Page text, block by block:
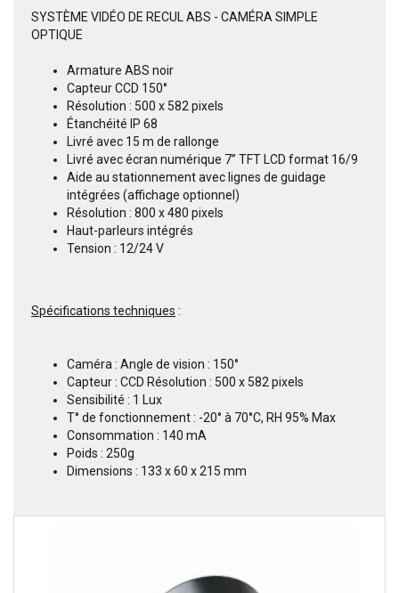
SYSTÈME VIDÉO DE RECUL ABS - CAMÉRA SIMPLE
OPTIQUE
Armature ABS noir
Capteur CCD 150°
Résolution : 500 x 582 pixels
Étanchéité IP 68
Livré avec 15 m de rallonge
Livré avec écran numérique 7’’ TFT LCD format 16/9
Aide au stationnement avec lignes de guidage
intégrées (affichage optionnel)
Résolution : 800 x 480 pixels
Haut-parleurs intégrés
Tension : 12/24 V
Spécifications techniques :
Caméra : Angle de vision : 150°
Capteur : CCD Résolution : 500 x 582 pixels
Sensibilité : 1 Lux
T° de fonctionnement : -20° à 70°C, RH 95% Max
Consommation : 140 mA
Poids : 250g
Dimensions : 133 x 60 x 215 mm